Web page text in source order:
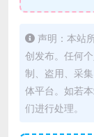
声明：本站
创发布。任何
制、盗用、采
体平台。如若
们进行处理。